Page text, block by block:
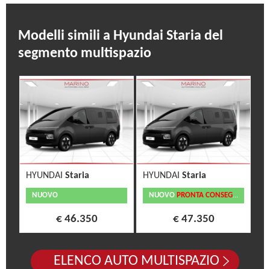
Modelli simili a Hyundai Staria del
segmento multispazio
HYUNDAI Staria
NUOVO
€ 46.350
HYUNDAI Staria
NUOVO PRONTA CONSEGNA
€ 47.350
ELENCO AUTO MULTISPAZIO